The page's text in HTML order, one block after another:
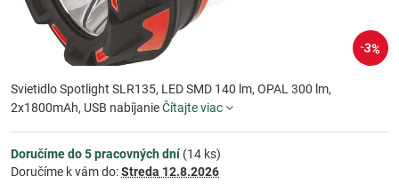
3%
Svietidlo Spotlight SLR135, LED SMD 140 lm, OPAL 300 lm,
2x1800mAh, USB nabíjanieČítajte viac
Doručíme do 5 pracovných dní(14 ks)
Doručíme k vám do:Streda 12.8.2026